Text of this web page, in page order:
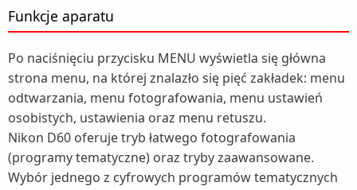
Funkcje aparatu
Po naciśnięciu przycisku MENU wyświetla się główna
strona menu, na której znalazło się pięć zakładek: menu
odtwarzania, menu fotografowania, menu ustawień
osobistych, ustawienia oraz menu retuszu.
Nikon D60 oferuje tryb łatwego fotografowania
(programy tematyczne) oraz tryby zaawansowane.
Wybór jednego z cyfrowych programów tematycznych